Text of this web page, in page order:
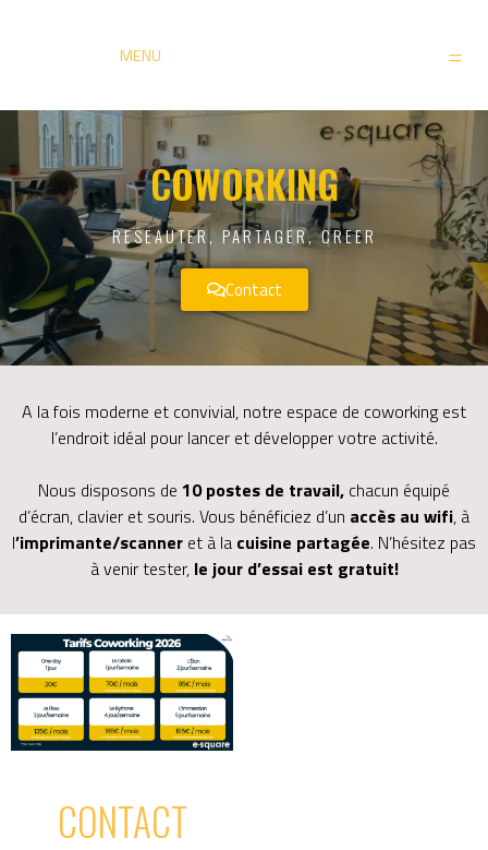
MENU
COWORKING
RESEAUTER, PARTAGER, CREER
Contact
A la fois moderne et convivial, notre espace de coworking est
l’endroit idéal pour lancer et développer votre activité.
Nous disposons de 10 postes de travail, chacun équipé
d’écran, clavier et souris. Vous bénéficiez d’un accès au wifi, à
l’imprimante/scanner et à la cuisine partagée. N’hésitez pas
à venir tester, le jour d’essai est gratuit!
CONTACT